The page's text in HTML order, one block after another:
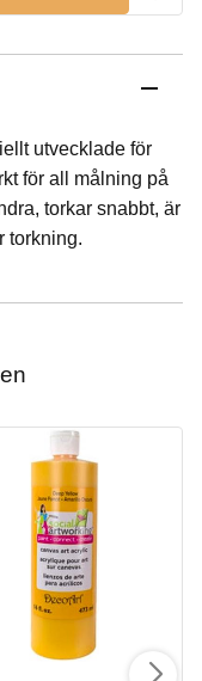
utvecklade för
för all målning på
torkar snabbt, är
torkning.